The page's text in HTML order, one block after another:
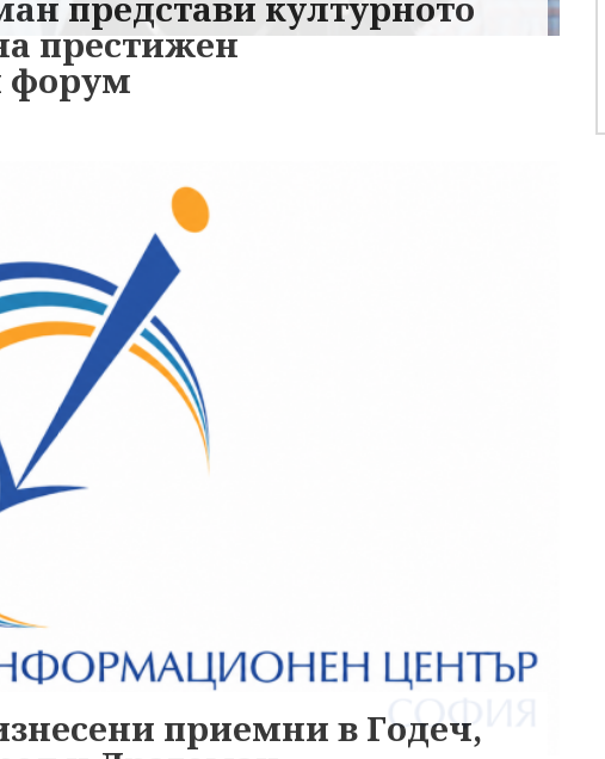
престижен
форум
приемни в Годеч,